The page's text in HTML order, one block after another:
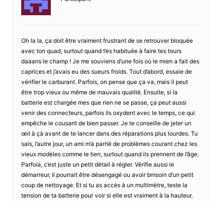
Oh la la, ça doit être vraiment frustrant de se retrouver bloquée
avec ton quad, surtout quand t’es habituée à faire tes tours
daaans le champ ! Je me souviens d’une fois où le mien a fait des
caprices et j’avais eu des sueurs froids. Tout d’abord, essaie de
vérifier le carburant. Parfois, on pense que ça va, mais il peut
être trop vieux ou même de mauvais qualité. Ensuite, si la
batterie est chargée mes que rien ne se passe, ça peut aussi
venir des connecteurs, parfois ils oxydent avec le temps, ce qui
empêche le cousant de bien passer. Je te conseille de jeter un
œil à çà avant de te lancer dans des réparations plus lourdes. Tu
sais, l’autre jour, un ami m’a parrlé de problèmes courant chez les
vieux modèles comme le tien, surtout quand ils prennent de l’âge.
Parfoia, c’est juste un petit détail à régler. Vérifie aussi le
démarreur, il pourrait être désengagé ou avoir bmsoin d’un petit
coup de nettoyage. Et si tu as accès à un multimètre, teste la
tension de ta batterie pour voir si elle est vraiment à la hauteur.